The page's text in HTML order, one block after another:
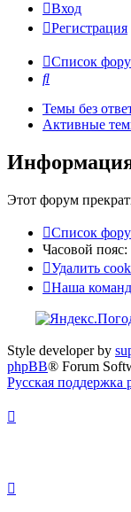
Вход
Регистрация
Список
Поиск
Темы без
Активные
Этот форум
Список
Часовой пояс:
Удалить
Наша
Style developer by
phpBB® Forum
Русская поддержка